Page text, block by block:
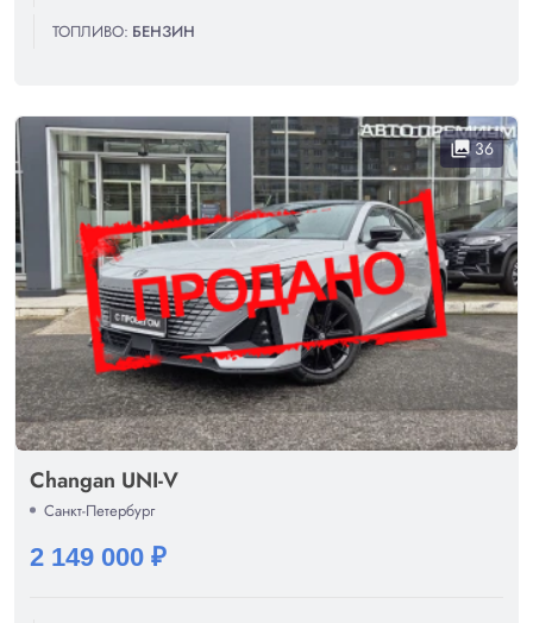
ТОПЛИВО: БЕНЗИН
collections36
Changan UNI-V
Санкт-Петербург
2 149 000 ₽